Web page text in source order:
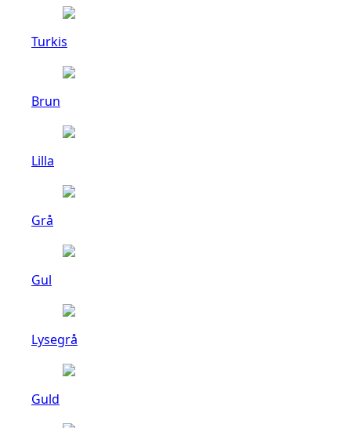
Turkis
Brun
Lilla
Grå
Gul
Lysegrå
Guld